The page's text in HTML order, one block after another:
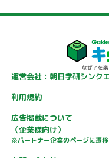
運営会社：朝日学研シンク
利用規約
広告掲載について
（企業様向け）
※パートナー企業のページに遷